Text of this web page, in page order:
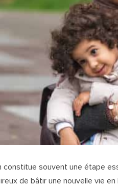
constitue souvent une étape
de bâtir une nouvelle vie en